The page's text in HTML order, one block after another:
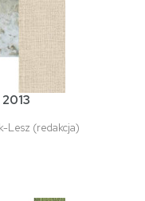
Lesz (redakcja)